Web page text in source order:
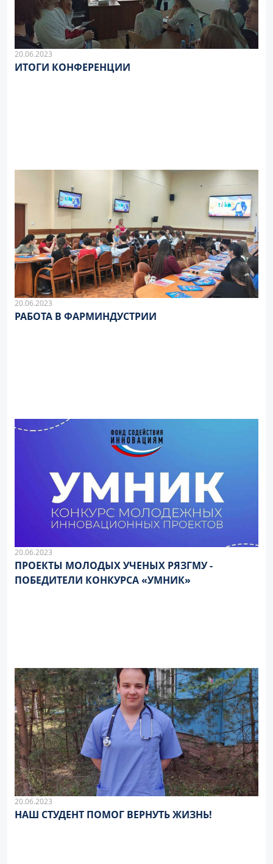
20.06.2023
ИТОГИ КОНФЕРЕНЦИИ
20.06.2023
РАБОТА В ФАРМИНДУСТРИИ
20.06.2023
ПРОЕКТЫ МОЛОДЫХ УЧЕНЫХ РЯЗГМУ -
ПОБЕДИТЕЛИ КОНКУРСА «УМНИК»
20.06.2023
НАШ СТУДЕНТ ПОМОГ ВЕРНУТЬ ЖИЗНЬ!